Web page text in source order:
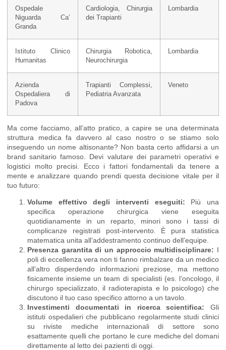
Ospedale
Niguarda Ca’
Granda
Cardiologia, Chirurgia
dei Trapianti
Lombardia
Istituto Clinico
Humanitas
Chirurgia Robotica,
Neurochirurgia
Lombardia
Azienda
Ospedaliera di
Padova
Trapianti Complessi,
Pediatria Avanzata
Veneto
Ma come facciamo, all’atto pratico, a capire se una determinata
struttura medica fa davvero al caso nostro o se stiamo solo
inseguendo un nome altisonante? Non basta certo affidarsi a un
brand sanitario famoso. Devi valutare dei parametri operativi e
logistici molto precisi. Ecco i fattori fondamentali da tenere a
mente e analizzare quando prendi questa decisione vitale per il
tuo futuro:
Volume effettivo degli interventi eseguiti: Più una
specifica operazione chirurgica viene eseguita
quotidianamente in un reparto, minori sono i tassi di
complicanze registrati post-intervento. È pura statistica
matematica unita all’addestramento continuo dell’equipe.
Presenza garantita di un approccio multidisciplinare: I
poli di eccellenza vera non ti fanno rimbalzare da un medico
all’altro disperdendo informazioni preziose, ma mettono
fisicamente insieme un team di specialisti (es. l’oncologo, il
chirurgo specializzato, il radioterapista e lo psicologo) che
discutono il tuo caso specifico attorno a un tavolo.
Investimenti documentati in ricerca scientifica: Gli
istituti ospedalieri che pubblicano regolarmente studi clinici
su riviste mediche internazionali di settore sono
esattamente quelli che portano le cure mediche del domani
direttamente al letto dei pazienti di oggi.